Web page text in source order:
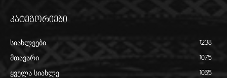
კატეგორიები
სიახლეები 1238
მთავარი 1075
ყველა სიახლე 1055